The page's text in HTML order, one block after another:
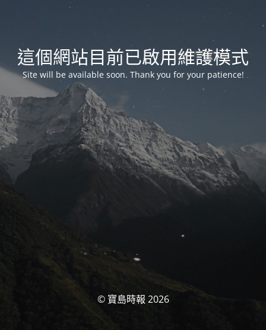
這個網站目前已啟用維護模式
Site will be available soon. Thank you for your patience!
© 寶島時報 2026